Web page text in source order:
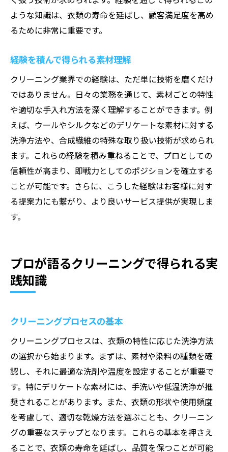
ような知識は、衣類の寿命を延ばし、顧客満足度を高め
るために非常に重要です。
経験を積んで得られる素材理解
クリーニング業界での経験は、ただ単に技術を磨くだけ
ではありません。日々の業務を通じて、素材ごとの特性
や適切な手入れ方法を深く理解することができます。例
えば、ウールやシルクなどのデリケートな素材に対する
洗浄方法や、合成繊維の特殊な取り扱い技術が求められ
ます。これらの経験を積み重ねることで、プロとしての
信頼性が高まり、即戦力としてのポジションを確立する
ことが可能です。さらに、こうした経験はお客様に対す
る提案力にも繋がり、より良いサービス提供が実現しま
す。
プロが語るクリーニングで得られる実
践知識
クリーニングプロセスの基本
クリーニングプロセスは、衣類の特性に応じた洗浄方法
の選択から始まります。まずは、素材や染料の種類を確
認し、それに最適な洗剤や温度を設定することが重要で
す。特にデリケートな素材には、手洗いや低温洗浄が推
奨されることがあります。また、衣類の形状や使用頻度
を考慮して、適切な乾燥方法を選ぶことも、クリーニン
グの重要なステップとなります。これらの基本を押さえ
ることで、衣類の寿命を延ばし、品質を保つことが可能